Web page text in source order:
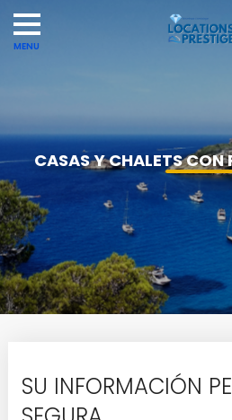
CASAS Y CHALETS CON
SU INFORMACIÓN